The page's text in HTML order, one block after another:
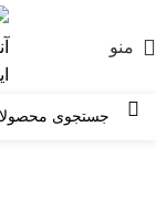
منو